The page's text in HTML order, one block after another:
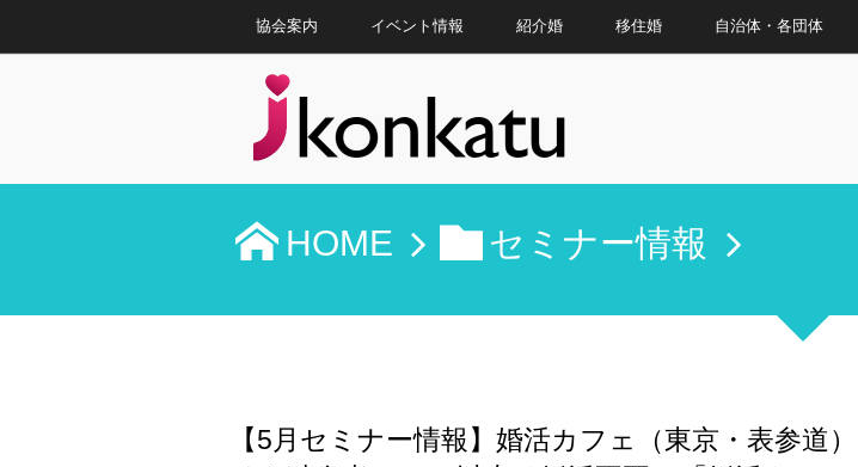
協会案内 イベント情報 紹介婚 移住婚 自治体・各団体
HOME セミナー情報
【5月セミナー情報】婚活カフェ（東京・表参道